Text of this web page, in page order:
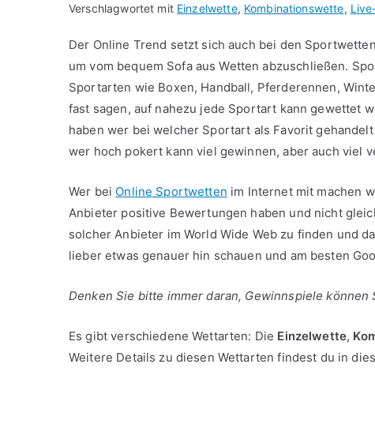
Verschlagwortet mit Einzelwette, Kombinationswette,
Der Online Trend setzt sich auch bei den
um vom bequem Sofa aus Wetten abzuschließen.
Sportarten wie Boxen, Handball, Pferderennen,
fast sagen, auf nahezu jede Sportart kann gewettet
haben wer bei welcher Sportart als Favorit
wer hoch pokert kann viel gewinnen, aber auch viel
Wer bei Online Sportwetten im Internet mit machen
Anbieter positive Bewertungen haben und nicht
solcher Anbieter im World Wide Web zu finden und
lieber etwas genauer hin schauen und am besten
Denken Sie bitte immer daran, Gewinnspiele können
Es gibt verschiedene Wettarten: Die Einzelwette,
Weitere Details zu diesen Wettarten findest du in